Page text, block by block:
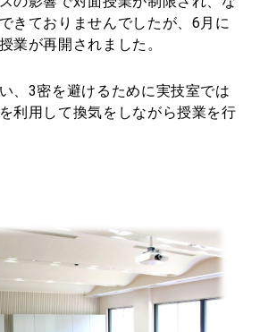
きておりませんでしたが、6月に
業が再開されました。
、3密を避けるために実技室では
利用して換気をしながら授業を行